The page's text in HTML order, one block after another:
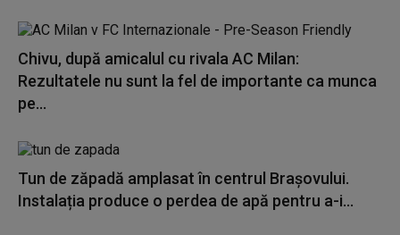
Chivu, după amicalul cu rivala AC Milan:
Rezultatele nu sunt la fel de importante ca munca
pe...
Tun de zăpadă amplasat în centrul Brașovului.
Instalația produce o perdea de apă pentru a-i...